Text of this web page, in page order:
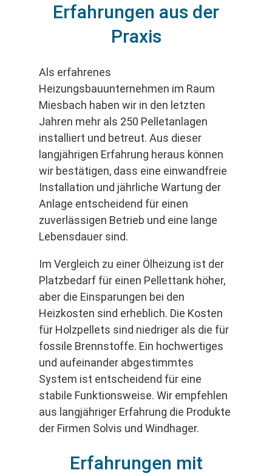
Erfahrungen aus der
Praxis
Als erfahrenes
Heizungsbauunternehmen im Raum
Miesbach haben wir in den letzten
Jahren mehr als 250 Pelletanlagen
installiert und betreut. Aus dieser
langjährigen Erfahrung heraus können
wir bestätigen, dass eine einwandfreie
Installation und jährliche Wartung der
Anlage entscheidend für einen
zuverlässigen Betrieb und eine lange
Lebensdauer sind.
Im Vergleich zu einer Ölheizung ist der
Platzbedarf für einen Pellettank höher,
aber die Einsparungen bei den
Heizkosten sind erheblich. Die Kosten
für Holzpellets sind niedriger als die für
fossile Brennstoffe. Ein hochwertiges
und aufeinander abgestimmtes
System ist entscheidend für eine
stabile Funktionsweise. Wir empfehlen
aus langjähriger Erfahrung die Produkte
der Firmen Solvis und Windhager.
Erfahrungen mit